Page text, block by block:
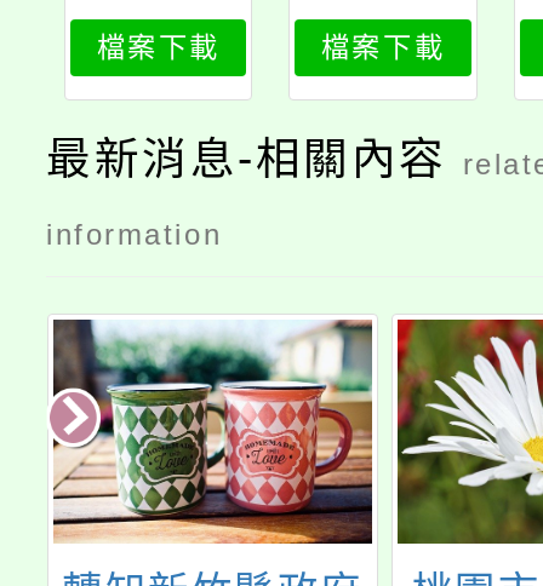
檔案下載 檔案下載
最新消息-相關內容
information